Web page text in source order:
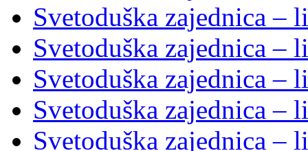
Svetoduška zajednica –
Svetoduška zajednica –
Svetoduška zajednica –
Svetoduška zajednica –
Svetoduška zajednica –